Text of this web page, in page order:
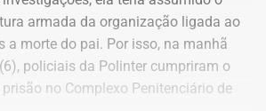
armada da organização ligada ao
a morte do pai. Por isso, na manhã
policiais da Polinter cumpriram o
no Complexo Penitenciário de